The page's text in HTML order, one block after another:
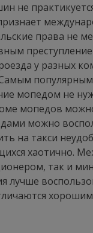
не
права не
у разных
мопедом не
мопедов
можно
на такси
хаотично.
так и
лучше